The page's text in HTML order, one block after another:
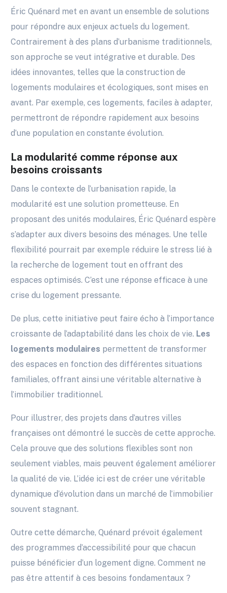
Éric Quénard met en avant un ensemble de solutions
pour répondre aux enjeux actuels du logement.
Contrairement à des plans d’urbanisme traditionnels,
son approche se veut intégrative et durable. Des
idées innovantes, telles que la construction de
logements modulaires et écologiques, sont mises en
avant. Par exemple, ces logements, faciles à adapter,
permettront de répondre rapidement aux besoins
d’une population en constante évolution.
La modularité comme réponse aux
besoins croissants
Dans le contexte de l’urbanisation rapide, la
modularité est une solution prometteuse. En
proposant des unités modulaires, Éric Quénard espère
s’adapter aux divers besoins des ménages. Une telle
flexibilité pourrait par exemple réduire le stress lié à
la recherche de logement tout en offrant des
espaces optimisés. C’est une réponse efficace à une
crise du logement pressante.
De plus, cette initiative peut faire écho à l’importance
croissante de l’adaptabilité dans les choix de vie. Les
logements modulaires permettent de transformer
des espaces en fonction des différentes situations
familiales, offrant ainsi une véritable alternative à
l’immobilier traditionnel.
Pour illustrer, des projets dans d’autres villes
françaises ont démontré le succès de cette approche.
Cela prouve que des solutions flexibles sont non
seulement viables, mais peuvent également améliorer
la qualité de vie. L’idée ici est de créer une véritable
dynamique d’évolution dans un marché de l’immobilier
souvent stagnant.
Outre cette démarche, Quénard prévoit également
des programmes d’accessibilité pour que chacun
puisse bénéficier d’un logement digne. Comment ne
pas être attentif à ces besoins fondamentaux ?